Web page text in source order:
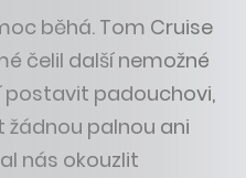
běhá. Tom Cruise
čelil další nemožné
postavit padouchovi,
palnou ani
nás okouzlit